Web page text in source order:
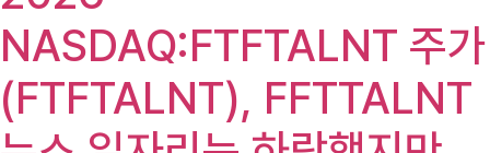
NASDAQ:FTFTALNT 주가
(FTFTALNT), FFTTALNT